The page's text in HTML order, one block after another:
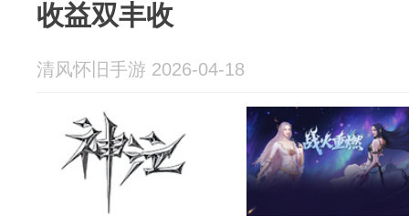
收益双丰收
清风怀旧手游 2026-04-18